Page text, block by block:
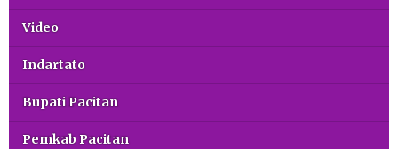
Video
Indartato
Bupati Pacitan
Pemkab Pacitan